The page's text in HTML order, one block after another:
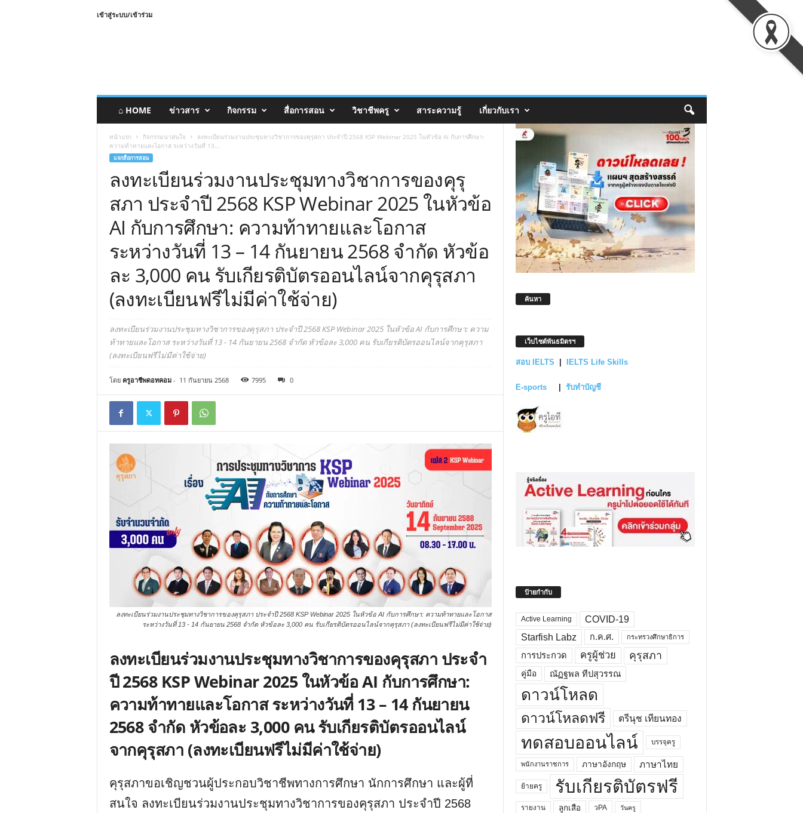
เข้าสู่ระบบ/เข้าร่วม
⌂ HOME ข่าวสาร กิจกรรม สื่อการสอน วิชาชีพครู สาระความรู้ เกี่ยวกับเรา
หน้าแรก กิจกรรมน่าสนใจ
ลงทะเบียนร่วมงานประชุมทางวิชาการของคุรุสภา ประจำปี 2568 KSP Webinar 2025 ในหัวข้อ AI กับการศึกษา:
ความท้าทายและโอกาส ระหว่างวันที่ 13...
แจกสื่อการสอน
ลงทะเบียนร่วมงานประชุมทางวิชาการของคุรุ
สภา ประจำปี 2568 KSP Webinar 2025 ในหัวข้อ
AI กับการศึกษา: ความท้าทายและโอกาส
ระหว่างวันที่ 13 – 14 กันยายน 2568 จำกัด หัวข้อ
ละ 3,000 คน รับเกียรติบัตรออนไลน์จากคุรุสภา
(ลงทะเบียนฟรีไม่มีค่าใช้จ่าย)
ลงทะเบียนร่วมงานประชุมทางวิชาการของคุรุสภา ประจำปี 2568 KSP Webinar 2025 ในหัวข้อ AI กับการศึกษา: ความ
ท้าทายและโอกาส ระหว่างวันที่ 13 - 14 กันยายน 2568 จำกัด หัวข้อละ 3,000 คน รับเกียรติบัตรออนไลน์จากคุรุสภา
(ลงทะเบียนฟรีไม่มีค่าใช้จ่าย)
โดย ครูอาชีพดอทคอม- 11 กันยายน 2568 7995 0
ลงทะเบียนร่วมงานประชุมทางวิชาการของคุรุสภา ประจำปี 2568 KSP Webinar 2025 ในหัวข้อ AI กับการศึกษา: ความท้าทายและโอกาส
ระหว่างวันที่ 13 - 14 กันยายน 2568 จำกัด หัวข้อละ 3,000 คน รับเกียรติบัตรออนไลน์จากคุรุสภา (ลงทะเบียนฟรีไม่มีค่าใช้จ่าย)
ลงทะเบียนร่วมงานประชุมทางวิชาการของคุรุสภา ประจำ
ปี 2568 KSP Webinar 2025 ในหัวข้อ AI กับการศึกษา:
ความท้าทายและโอกาส ระหว่างวันที่ 13 – 14 กันยายน
2568 จำกัด หัวข้อละ 3,000 คน รับเกียรติบัตรออนไลน์
จากคุรุสภา (ลงทะเบียนฟรีไม่มีค่าใช้จ่าย)
คุรุสภาขอเชิญชวนผู้ประกอบวิชาชีพทางการศึกษา นักการศึกษา และผู้ที่
สนใจ ลงทะเบียนร่วมงานประชุมทางวิชาการของคุรุสภา ประจำปี 2568
ค้นหา
เว็บไซต์พันธมิตรฯ
สอบ IELTS IELTS Life Skills
E-sports รับทำบัญชี
ป้ายกำกับ
Active Learning
COVID-19
Starfish Labz
ก.ค.ศ. กระทรวงศึกษาธิการ
การประกวด ครูผู้ช่วย คุรุสภา
คู่มือ ณัฏฐพล ทีปสุวรรณ
ดาวน์โหลด
ดาวน์โหลดฟรี ตรีนุช เทียนทอง
ทดสอบออนไลน์ บรรจุครู
พนักงานราชการ ภาษาอังกฤษ ภาษาไทย
ย้ายครู รับเกียรติบัตรฟรี
รายงาน ลูกเสือ วPA วันครู